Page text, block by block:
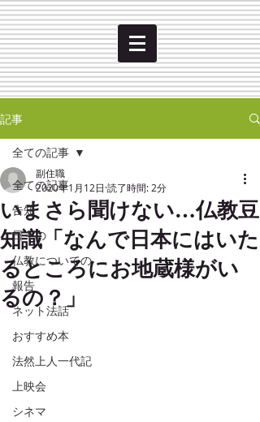
記事
全ての記事
告知
日々の
仏教についての
報告
ネット法話
おすすめ本
法然上人一代記
上映会
シネマ
全ての記事
いまさら聞けない…仏教豆
知識「なんで日本にはいた
るところにお地蔵様がい
るの？」
副住職
2020年1月12日 読了時間: 2分